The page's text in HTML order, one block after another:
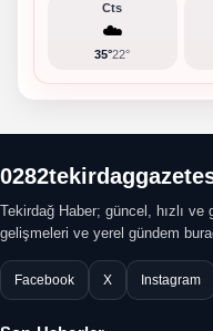
Cts
☁️
35°22°
Tekirdağ Haber; güncel, hızlı
gelişmeleri ve yerel gündem
Facebook X Instagram